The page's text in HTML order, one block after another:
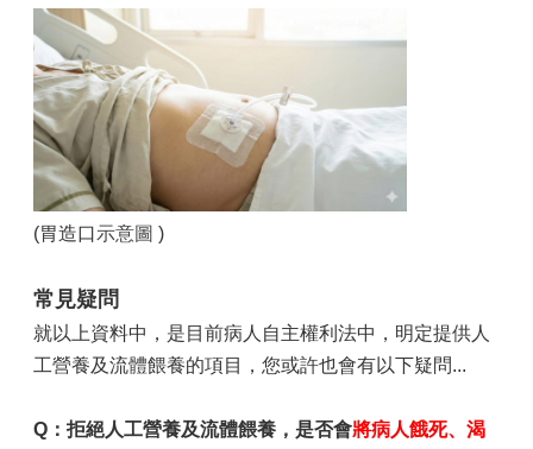
(胃造口示意圖 )
常見疑問
就以上資料中，是目前病人自主權利法中，明定提供人
工營養及流體餵養的項目，您或許也會有以下疑問...
Q：拒絕人工營養及流體餵養，是否會將病人餓死、渴